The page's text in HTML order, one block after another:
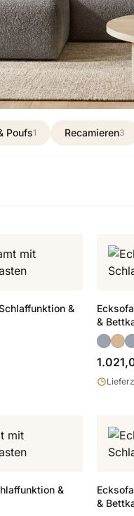
Poufs1 Recamieren3
&
&
&
&